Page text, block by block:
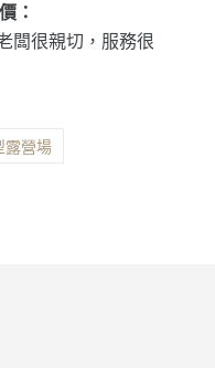
：
闆很親切，服務很
露營場